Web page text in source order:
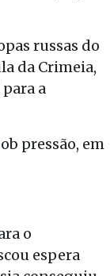
russas do
da Crimeia,
a
pressão, em
o
espera